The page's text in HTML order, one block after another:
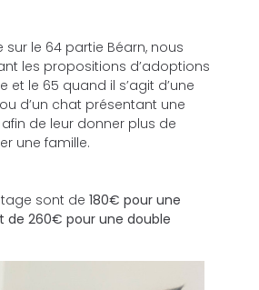
le 64 partie Béarn, nous
les propositions d’adoptions
et le 65 quand il s’agit d’une
d’un chat présentant une
de leur donner plus de
une famille.
sont de 180€ pour une
de 260€ pour une double